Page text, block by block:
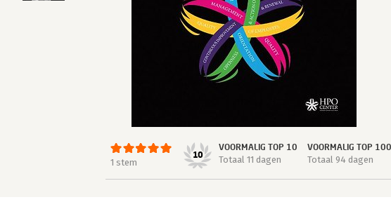
1 stem
10
VOORMALIG TOP 10
Totaal 11 dagen
VOORMALIG TOP 100
Totaal 94 dagen